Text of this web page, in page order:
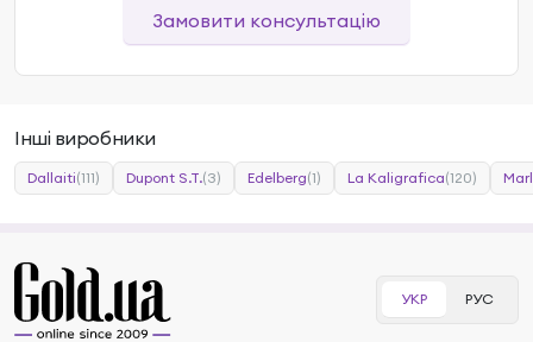
Замовити консультацію
Інші виробники
Dallaiti(111) Dupont S.T.(3) Edelberg(1) La Kaligrafica(120)
УКР РУС